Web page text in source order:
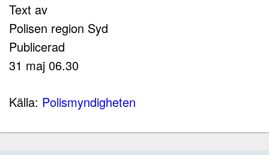
Text av
Polisen region Syd
Publicerad
31 maj 06.30
Källa: Polismyndigheten